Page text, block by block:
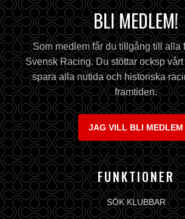
BLI MEDLEM!
Som medlem får du tillgång till alla
Svensk Racing. Du stöttar ocksp
spara alla nutida och historiska
framtiden.
JAG VILL BLI MEDLEM
FUNKTIONER
SÖK KLUBBAR